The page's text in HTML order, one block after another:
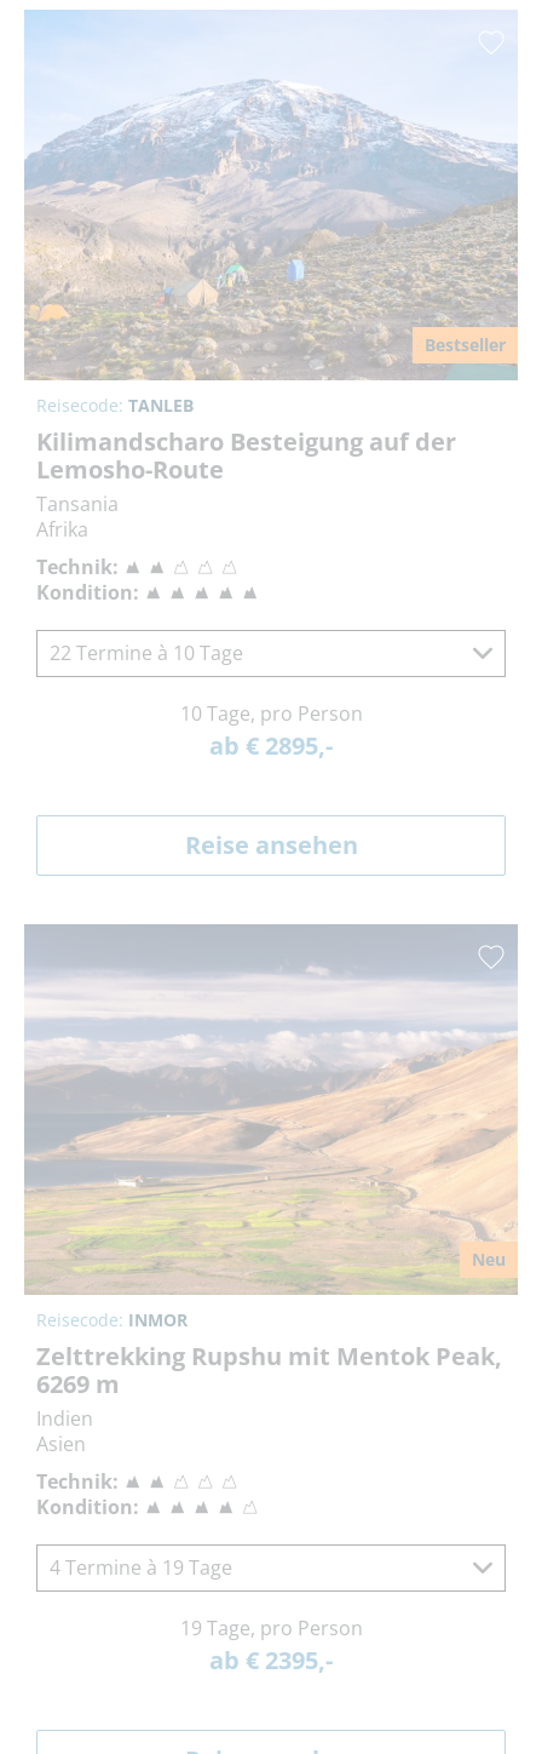
Bestseller
Reisecode: TANLEB
Kilimandscharo Besteigung auf der
Lemosho-Route
Tansania
Afrika
Technik:
Kondition:
22 Termine à 10 Tage
10 Tage, pro Person
ab € 2895,-
Reise ansehen
Neu
Reisecode: INMOR
Zelttrekking Rupshu mit Mentok Peak,
6269 m
Indien
Asien
Technik:
Kondition:
4 Termine à 19 Tage
19 Tage, pro Person
ab € 2395,-